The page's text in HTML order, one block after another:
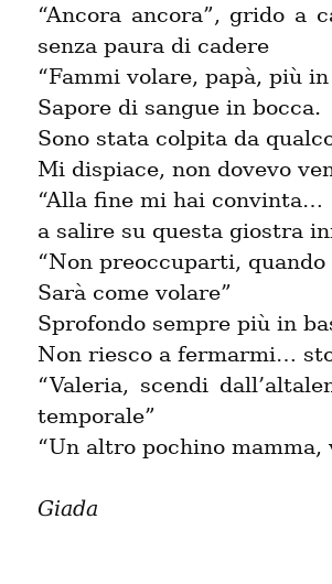
“Ancora ancora”, grido a
senza paura di cadere
“Fammi volare, papà, più
Sapore di sangue in bocca.
Sono stata colpita da
Mi dispiace, non dovevo
“Alla fine mi hai convinta…
a salire su questa giostra
“Non preoccuparti,
Sarà come volare”
Sprofondo sempre più in
Non riesco a fermarmi…
“Valeria, scendi
temporale”
“Un altro pochino
Giada